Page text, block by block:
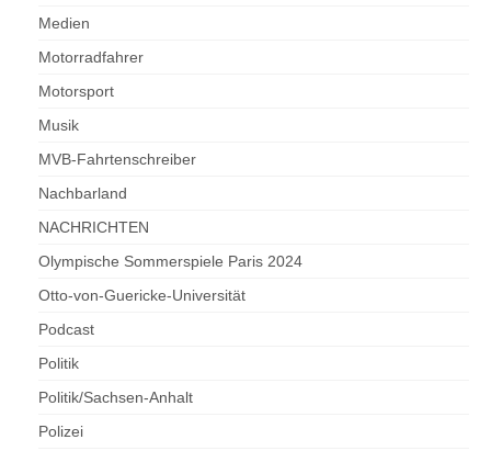
Medien
Motorradfahrer
Motorsport
Musik
MVB-Fahrtenschreiber
Nachbarland
NACHRICHTEN
Olympische Sommerspiele Paris 2024
Otto-von-Guericke-Universität
Podcast
Politik
Politik/Sachsen-Anhalt
Polizei